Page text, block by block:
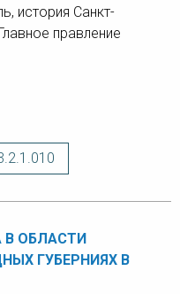
история Санкт-
правление
В ОБЛАСТИ
ГУБЕРНИЯХ В